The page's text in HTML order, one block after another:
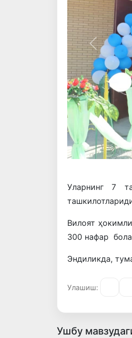
Олдинги
Уларнинг 7
Вилоят
300 нафар
Эндиликда,
Улашиш:
Ушбу